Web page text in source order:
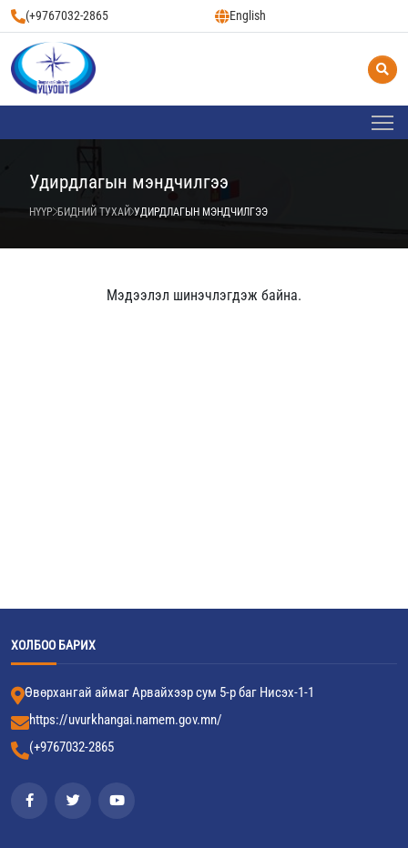
(+9767032-2865 English
Удирдлагын мэндчилгээ
НҮҮР БИДНИЙ ТУХАЙ УДИРДЛАГЫН МЭНДЧИЛГЭЭ
Мэдээлэл шинэчлэгдэж байна.
ХОЛБОО БАРИХ
Өвөрхангай аймаг Арвайхээр сум 5-р баг Нисэх-1-1
https://uvurkhangai.namem.gov.mn/
(+9767032-2865